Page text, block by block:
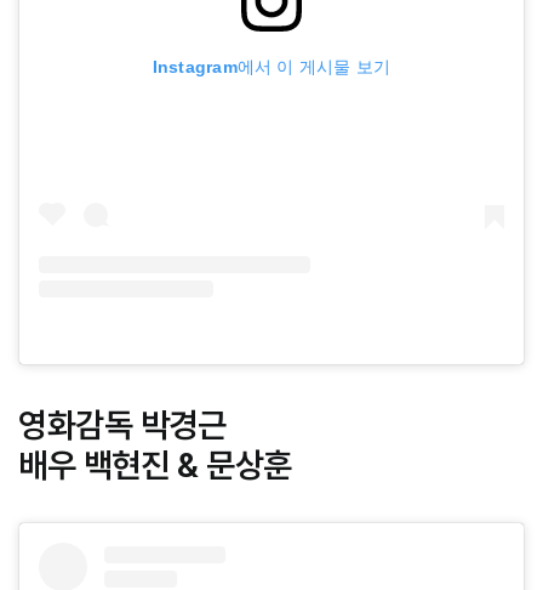
Instagram에서 이 게시물 보기
영화감독 박경근
배우 백현진 & 문상훈